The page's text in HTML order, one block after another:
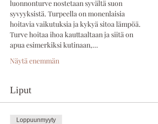
luonnonturve nostetaan syvältä suon
syvyyksistä. Turpeella on monenlaisia
hoitavia vaikutuksia ja kykyä sitoa lämpöä.
Turve hoitaa ihoa kauttaaltaan ja siitä on
apua esimerkiksi kutinaan,…
Näytä enemmän
Liput
Loppuunmyyty